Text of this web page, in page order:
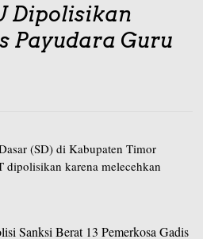
Dipolisikan
Payudara Guru
(SD) di Kabupaten Timor
dipolisikan karena melecehkan
Sanksi Berat 13 Pemerkosa Gadis